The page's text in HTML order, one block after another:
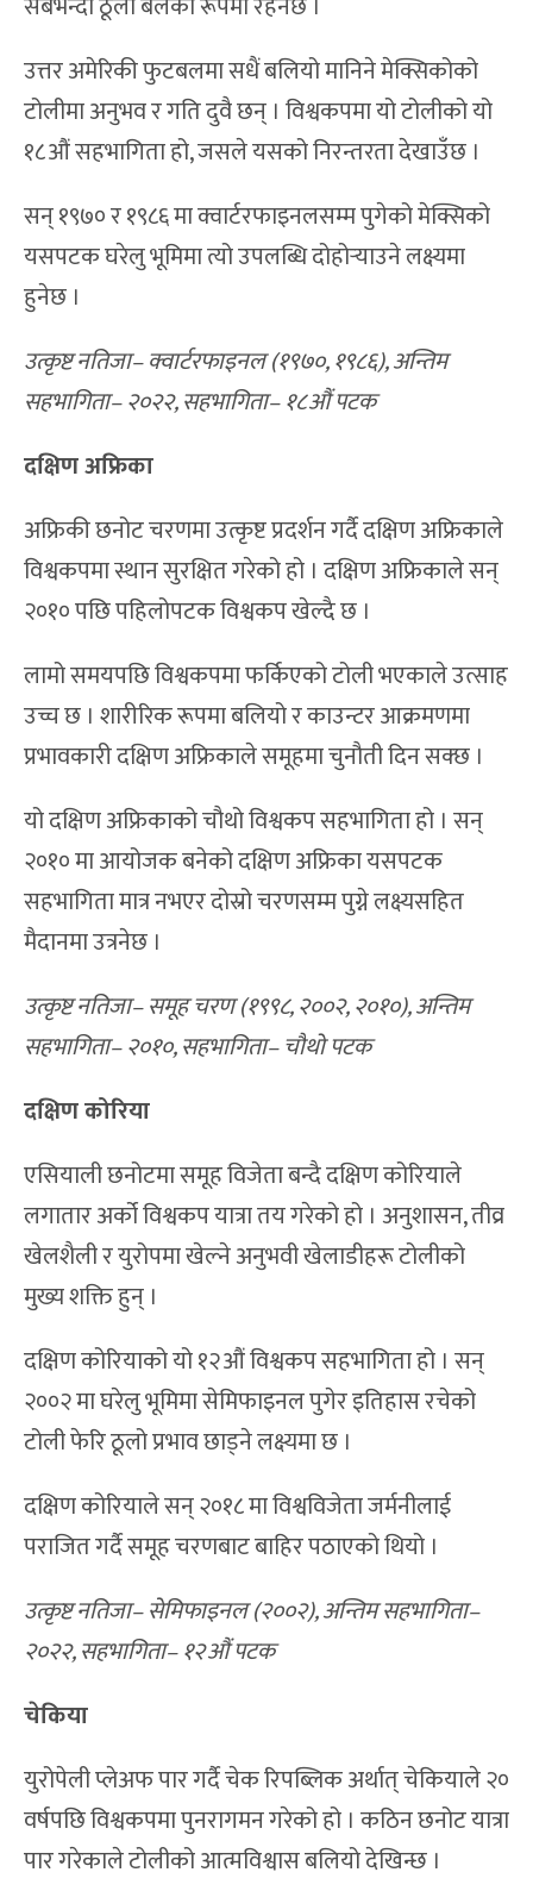
उत्तर अमेरिकी फुटबलमा सधैं बलियो मानिने मेक्सिकोको
टोलीमा अनुभव र गति दुवै छन् । विश्वकपमा यो टोलीको यो
१८औं सहभागिता हो, जसले यसको निरन्तरता देखाउँछ ।
सन् १९७० र १९८६ मा क्वार्टरफाइनलसम्म पुगेको मेक्सिको
यसपटक घरेलु भूमिमा त्यो उपलब्धि दोहोर्‍याउने लक्ष्यमा
हुनेछ ।
उत्कृष्ट नतिजा– क्वार्टरफाइनल (१९७०, १९८६), अन्तिम
सहभागिता– २०२२, सहभागिता– १८औं पटक
दक्षिण अफ्रिका
अफ्रिकी छनोट चरणमा उत्कृष्ट प्रदर्शन गर्दै दक्षिण अफ्रिकाले
विश्वकपमा स्थान सुरक्षित गरेको हो । दक्षिण अफ्रिकाले सन्
२०१० पछि पहिलोपटक विश्वकप खेल्दै छ ।
लामो समयपछि विश्वकपमा फर्किएको टोली भएकाले उत्साह
उच्च छ । शारीरिक रूपमा बलियो र काउन्टर आक्रमणमा
प्रभावकारी दक्षिण अफ्रिकाले समूहमा चुनौती दिन सक्छ ।
यो दक्षिण अफ्रिकाको चौथो विश्वकप सहभागिता हो । सन्
२०१० मा आयोजक बनेको दक्षिण अफ्रिका यसपटक
सहभागिता मात्र नभएर दोस्रो चरणसम्म पुग्ने लक्ष्यसहित
मैदानमा उत्रनेछ ।
उत्कृष्ट नतिजा– समूह चरण (१९९८, २००२, २०१०), अन्तिम
सहभागिता– २०१०, सहभागिता– चौथो पटक
दक्षिण कोरिया
एसियाली छनोटमा समूह विजेता बन्दै दक्षिण कोरियाले
लगातार अर्को विश्वकप यात्रा तय गरेको हो । अनुशासन, तीव्र
खेलशैली र युरोपमा खेल्ने अनुभवी खेलाडीहरू टोलीको
मुख्य शक्ति हुन् ।
दक्षिण कोरियाको यो १२औं विश्वकप सहभागिता हो । सन्
२००२ मा घरेलु भूमिमा सेमिफाइनल पुगेर इतिहास रचेको
टोली फेरि ठूलो प्रभाव छाड्ने लक्ष्यमा छ ।
दक्षिण कोरियाले सन् २०१८ मा विश्वविजेता जर्मनीलाई
पराजित गर्दै समूह चरणबाट बाहिर पठाएको थियो ।
उत्कृष्ट नतिजा– सेमिफाइनल (२००२), अन्तिम सहभागिता–
२०२२, सहभागिता– १२औं पटक
चेकिया
युरोपेली प्लेअफ पार गर्दै चेक रिपब्लिक अर्थात् चेकियाले २०
वर्षपछि विश्वकपमा पुनरागमन गरेको हो । कठिन छनोट यात्रा
पार गरेकाले टोलीको आत्मविश्वास बलियो देखिन्छ ।